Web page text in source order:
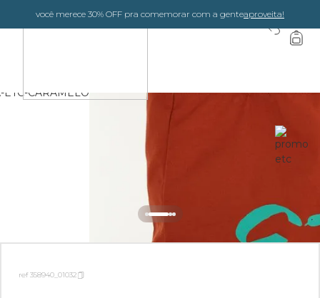
você merece 30% OFF pra comemorar com a genteaproveita!
ref 358940_01032